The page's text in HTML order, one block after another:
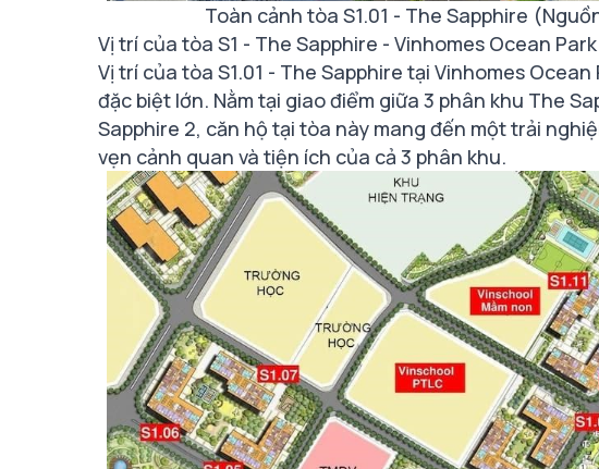
Toàn cảnh tòa S1.01 - The Sapphire
Vị trí của tòa S1 - The Sapphire - Vinhomes Ocean Park
Vị trí của tòa S1.01 - The Sapphire tại Vinhomes
đặc biệt lớn. Nằm tại giao điểm giữa 3 phân khu The
Sapphire 2, căn hộ tại tòa này mang đến một trải
vẹn cảnh quan và tiện ích của cả 3 phân khu.